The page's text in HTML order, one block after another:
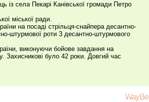
із села Пекарі Канівської громади Петро
міської ради.
на посаді стрільця-снайпера десантно-
штурмової роти 3 десантно-штурмового
виконуючи бойове завдання на
Захисникові було 42 роки. Довгий час
WayBe